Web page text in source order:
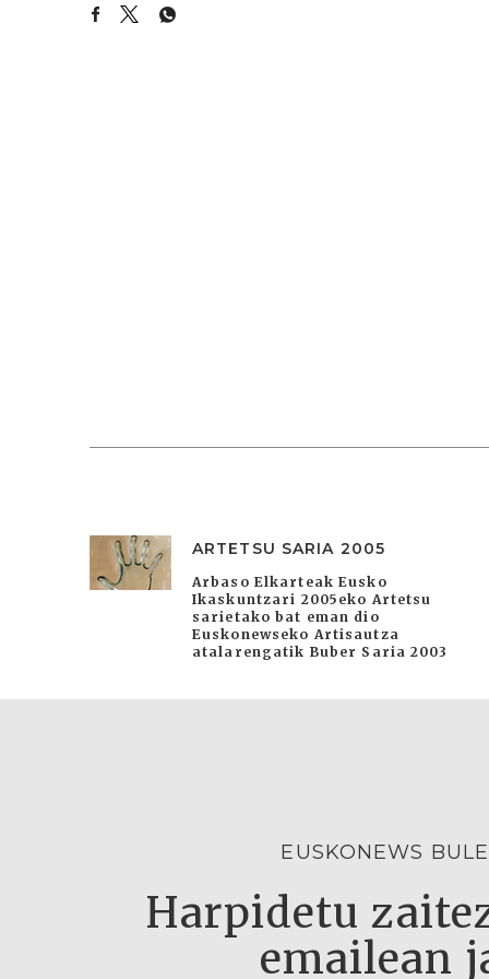
ARTETSU SARIA 2005
Arbaso Elkarteak Eusko
Ikaskuntzari 2005eko Artetsu
sarietako bat eman dio
Euskonewseko Artisautza
atalarengatik Buber Saria 2003
EUSKONEWS
Harpidetu
emailean